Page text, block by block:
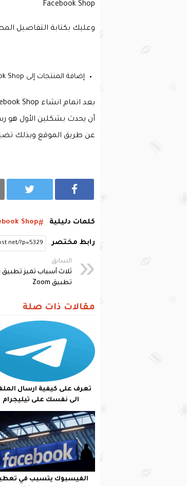
Facebook Shop
وعليك بكتابة التفاصيل
إضافة المنتجات إلى Facebook Shop
أن يحدث بشكلين الأول هو
عن طريق الموقع وبذلك
كلمات دليلية Shop
رابط مختصر
السابق
تطبيق Zoom
مقالات ذات صلة
تعرف على كيفية ارسال
الى نفسك على تيليجرام
الفيسبوك يتسبب في